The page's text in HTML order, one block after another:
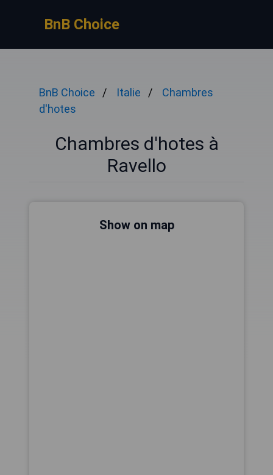
BnB Choice
BnB Choice Italie
Chambres
d'hotes
Chambres d'hotes à
Ravello
Show on map